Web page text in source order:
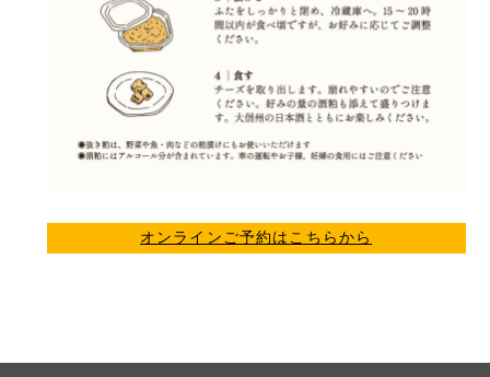
オンラインご予約はこちらから